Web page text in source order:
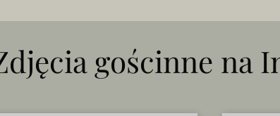
gościnne na